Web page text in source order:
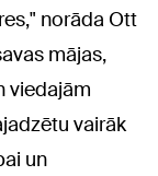
norāda Ott
mājas,
viedajām
vairāk
un